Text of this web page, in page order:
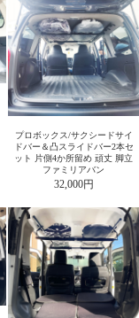
プロボックス/サクシードサイ
ドバー＆凸スライドバー2本セ
ット 片側4か所留め 頑丈 脚立
ファミリアバン
32,000円